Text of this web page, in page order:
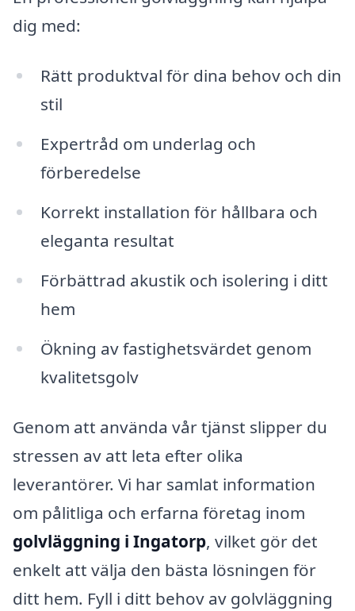
dig med:
Rätt produktval för dina behov och din
stil
Expertråd om underlag och
förberedelse
Korrekt installation för hållbara och
eleganta resultat
Förbättrad akustik och isolering i ditt
hem
Ökning av fastighetsvärdet genom
kvalitetsgolv
Genom att använda vår tjänst slipper du
stressen av att leta efter olika
leverantörer. Vi har samlat information
om pålitliga och erfarna företag inom
golvläggning i Ingatorp, vilket gör det
enkelt att välja den bästa lösningen för
ditt hem. Fyll i ditt behov av golvläggning